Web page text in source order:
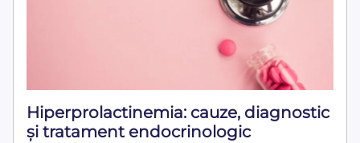
Hiperprolactinemia: cauze, diagnostic
și tratament endocrinologic